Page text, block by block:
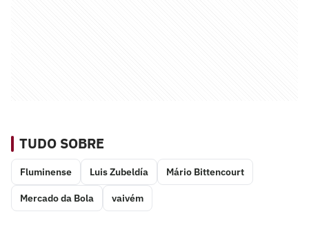
TUDO SOBRE
Fluminense Luis Zubeldía Mário Bittencourt
Mercado da Bola vaivém